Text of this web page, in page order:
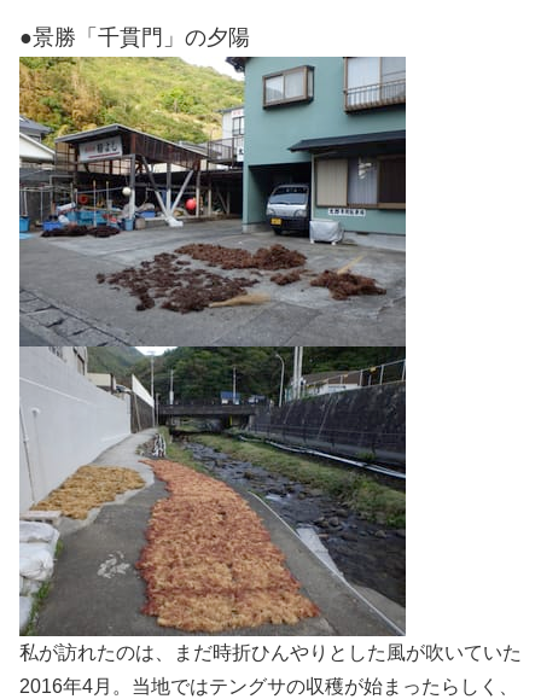
●景勝「千貫門」の夕陽
私が訪れたのは、まだ時折ひんやりとした風が吹いていた
2016年4月。当地ではテングサの収穫が始まったらしく、